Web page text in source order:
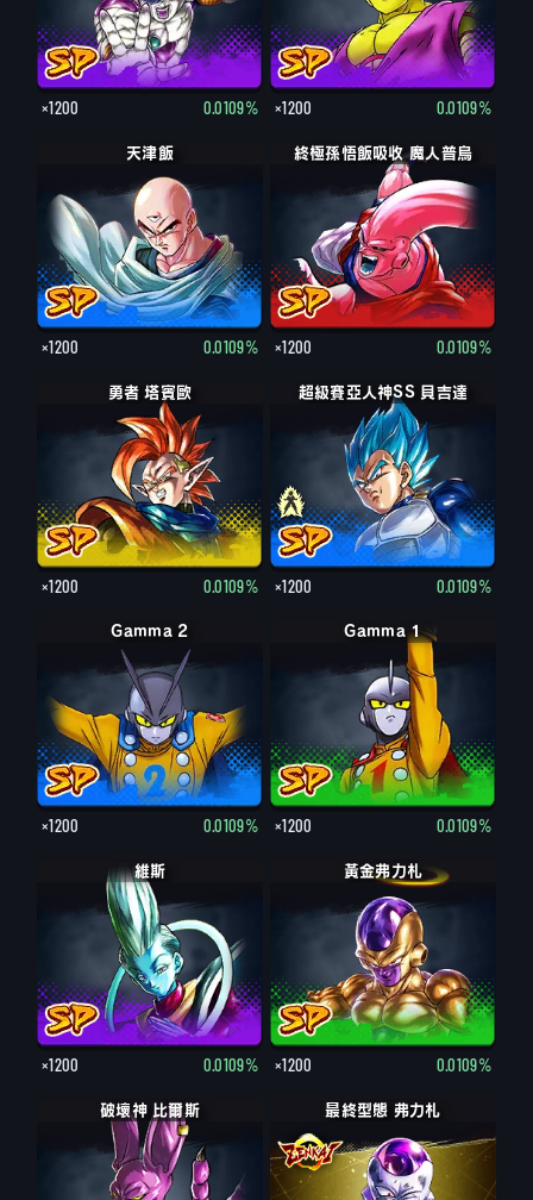
×1200 0.0109% ×1200 0.0109%
天津飯
×1200 0.0109%
終極孫悟飯吸收 魔人普烏
×1200 0.0109%
勇者 塔賓歐
×1200 0.0109%
超級賽亞人 貝吉達
超級賽亞人神SS 貝吉達
×1200 0.0109%
Gamma 2
×1200 0.0109%
Gamma 1
×1200 0.0109%
維斯
×1200 0.0109%
黃金弗力札
×1200 0.0109%
破壞神 比爾斯 最終型態 弗力札
最終型態 弗力札